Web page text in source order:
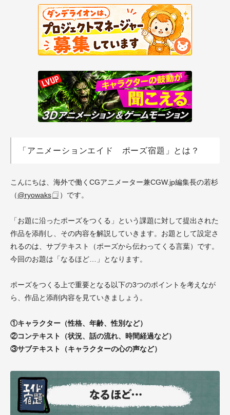
「アニメーションエイド ポーズ宿題」とは？
こんにちは、海外で働くCGアニメーター兼CGW.jp編集長の若杉
（@ryowaks ）です。
「お題に沿ったポーズをつくる」という課題に対して提出された
作品を添削し、その内容を解説していきます。お題として設定さ
れるのは、サブテキスト（ポーズから伝わってくる言葉）です。
今回のお題は「なるほど…」となります。
ポーズをつくる上で重要となる以下の3つのポイントを考えなが
ら、作品と添削内容を見ていきましょう。
①キャラクター（性格、年齢、性別など）
②コンテキスト（状況、話の流れ、時間経過など）
③サブテキスト（キャラクターの心の声など）